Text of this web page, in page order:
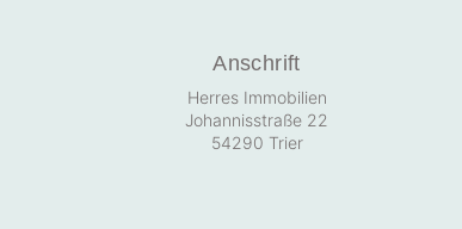
Anschrift
Herres Immobilien
Johannisstraße 22
54290 Trier